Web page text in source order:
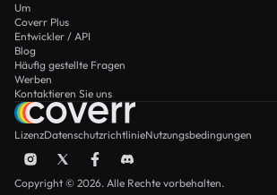
Um
Coverr Plus
Entwickler / API
Blog
Häufig gestellte Fragen
Werben
Kontaktieren Sie uns
LizenzDatenschutzrichtlinieNutzungsbedingungen
Copyright © 2026. Alle Rechte vorbehalten.